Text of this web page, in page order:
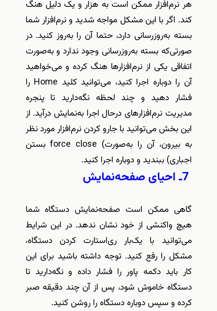
هر نرم‌افزار ممکن است به هزار و یک دلیل هنگ
کند. اگر با این مشکل مواجه شدید و نرم‌افزار شما
بسته به‌روزرسانی دارد، حتما آن را به‌روز کنید. در
صورتی‌که بسته به‌روزرسانی وجود ندارد و به‌صورت
اتفاقی یکی از نرم‌افزارها هنگ کرده و می‌خواهید
آن را دوباره اجرا کنید، می‌توانید کلید Homeرا
فشار دهید و چند لحظه نگه‌دارید تا پنجره‌
مدیریت نرم‌افزارهای درحال اجرا به‌نمایش درآید. از
این بخش می‌توانید با جارو کردن نرم‌افزار مورد نظر
به بیرون، آن را به‌صورتforce close (بستن
اجباری) ببندید و دوباره اجرا کنید.
7ـ احیای صفحه‌نمایش
گاهی ممکن است صفحه‌نمایش دستگاه شما
هیچ واکنشی از خود نشان ندهد. در این شرایط
می‌توانید با یک‌بار ری‌استارت کردن دستگاه،
مشکل را رفع کنید. توجه داشته باشید برای این
کار ‌باید دکمه پاور را فشار داده و نگه‌دارید تا
دستگاه خاموش شود، پس از آن چند دقیقه صبر
کرده و سپس دوباره دستگاه را روشن کنید.